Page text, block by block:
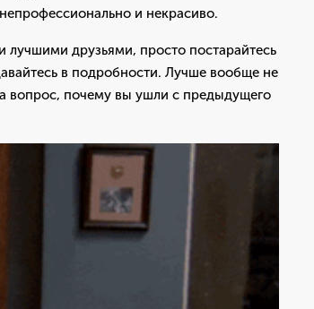
и некрасиво.
лучшими друзьями, просто постарайтесь
в подробности. Лучше вообще не
вопрос, почему вы ушли с предыдущего